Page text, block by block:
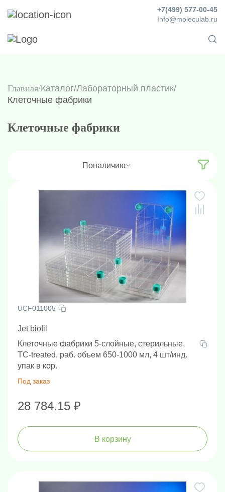
Info@moleculab.ru
+7(499) 577-00-45
Главная Каталог/Лабораторный пластик/
Клеточные фабрики
Клеточные фабрики
Поналичию
UCF011005
Jet biofil
Клеточные фабрики 5-слойные, стерильные,
TC-treated, раб. объем 650-1000 мл, 4 шт/инд.
упак в кор.
Под заказ
28 784.15 ₽
В корзину